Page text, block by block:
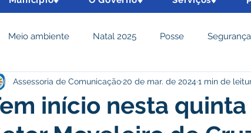
Meio ambiente Natal 2025 Posse
Ambiente Assistência Social e Cidadania Parcerias
econômico e turismo Tributos
início nesta quinta
Assessoria de Comunicação20 de mar. de 20241 min de